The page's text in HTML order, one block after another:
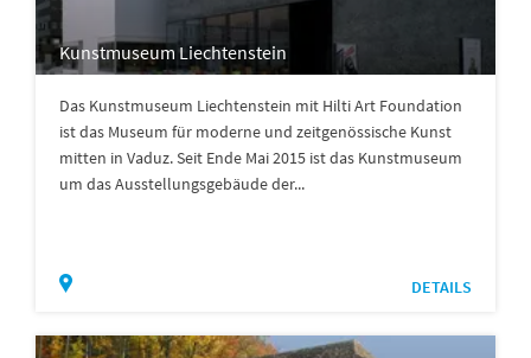
Kunstmuseum Liechtenstein
Das Kunstmuseum Liechtenstein mit Hilti Art Foundation
ist das Museum für moderne und zeitgenössische Kunst
mitten in Vaduz. Seit Ende Mai 2015 ist das Kunstmuseum
um das Ausstellungsgebäude der...
DETAILS